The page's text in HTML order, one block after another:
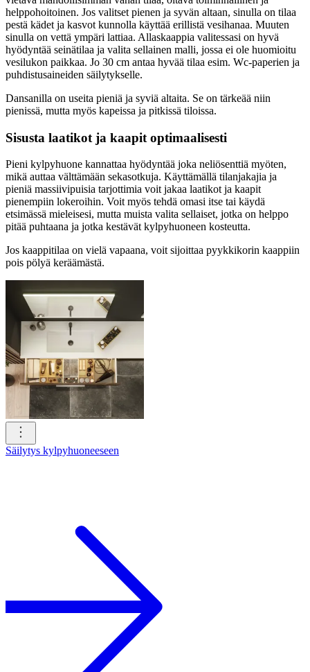
helppohoitoinen. Jos valitset pienen ja syvän altaan, sinulla on tilaa
pestä kädet ja kasvot kunnolla käyttää erillistä vesihanaa. Muuten
sinulla on vettä ympäri lattiaa. Allaskaappia valitessasi on hyvä
hyödyntää seinätilaa ja valita sellainen malli, jossa ei ole huomioitu
vesilukon paikkaa. Jo 30 cm antaa hyvää tilaa esim. Wc-paperien ja
puhdistusaineiden säilytykselle.
Dansanilla on useita pieniä ja syviä altaita. Se on tärkeää niin
pienissä, mutta myös kapeissa ja pitkissä tiloissa.
Sisusta laatikot ja kaapit optimaalisesti
Pieni kylpyhuone kannattaa hyödyntää joka neliösenttiä myöten,
mikä auttaa välttämään sekasotkuja. Käyttämällä tilanjakajia ja
pieniä massiivipuisia tarjottimia voit jakaa laatikot ja kaapit
pienempiin lokeroihin. Voit myös tehdä omasi itse tai käydä
etsimässä mieleisesi, mutta muista valita sellaiset, jotka on helppo
pitää puhtaana ja jotka kestävät kylpyhuoneen kosteutta.
Jos kaappitilaa on vielä vapaana, voit sijoittaa pyykkikorin kaappiin
pois pölyä keräämästä.
Säilytys kylpyhuoneeseen